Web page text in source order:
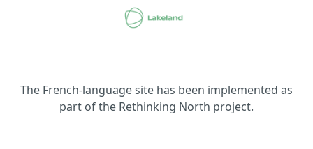
The French-language site has been implemented as
part of the Rethinking North project.